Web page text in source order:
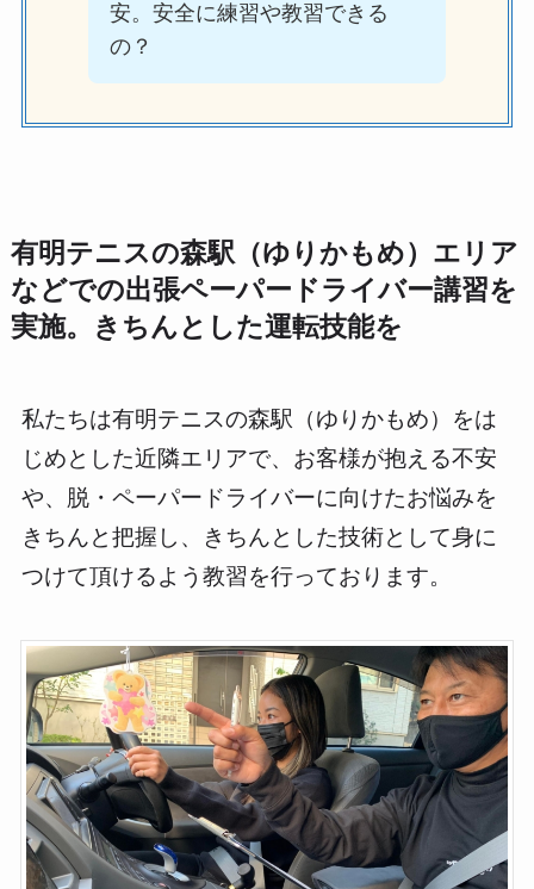
安。安全に練習や教習できる
の？
有明テニスの森駅（ゆりかもめ）エリア
などでの出張ペーパードライバー講習を
実施。きちんとした運転技能を
私たちは有明テニスの森駅（ゆりかもめ）をは
じめとした近隣エリアで、お客様が抱える不安
や、脱・ペーパードライバーに向けたお悩みを
きちんと把握し、きちんとした技術として身に
つけて頂けるよう教習を行っております。